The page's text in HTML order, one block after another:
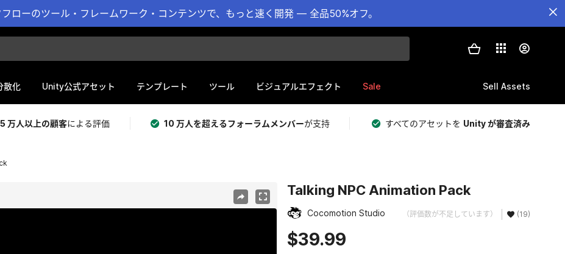
ローのツール・フレームワーク・コンテンツで、もっと速く開発 — 全品50%オフ。
散化 Unity公式アセット テンプレート ツール ビジュアルエフェクト Sale Sell Assets
万人以上の顧客による評価 10 万人を超えるフォーラムメンバーが支持 すべてのアセットを Unity が審査済み
Talking NPC Animation Pack
Cocomotion Studio （評価数が不足しています） (19)
$39.99